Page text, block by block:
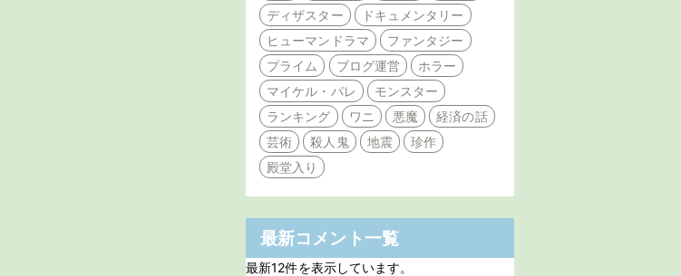
ディザスター
ドキュメンタリー
ヒューマンドラマ
ファンタジー
プライム
ブログ運営
ホラー
マイケル・パレ
モンスター
ランキング
ワニ 悪魔
経済の話
芸術
殺人鬼 地震
珍作
殿堂入り
最新コメント一覧
最新12件を表示しています。